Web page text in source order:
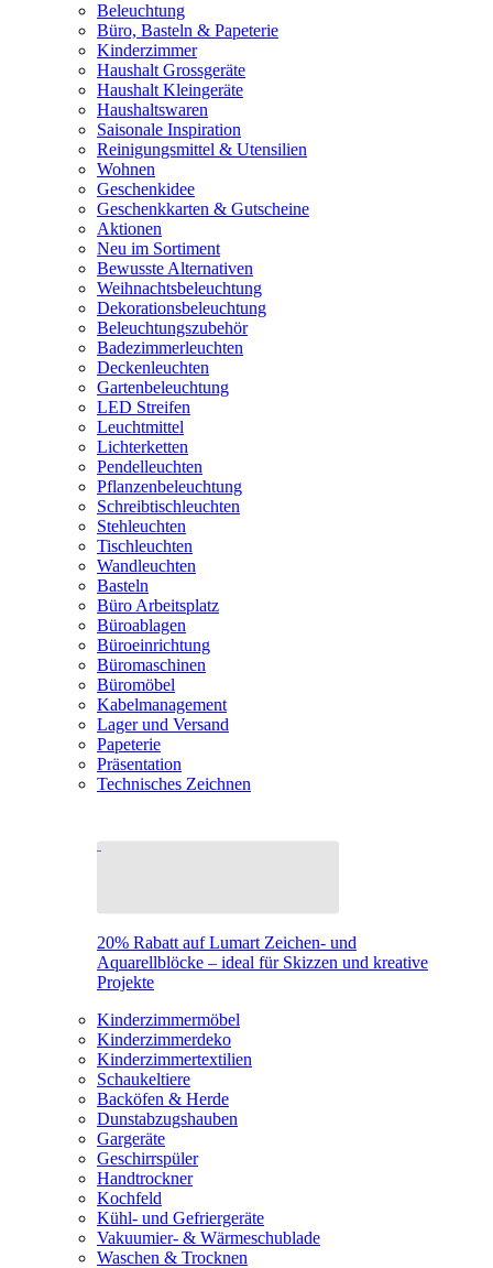
Beleuchtung
Büro, Basteln & Papeterie
Kinderzimmer
Haushalt Grossgeräte
Haushalt Kleingeräte
Haushaltswaren
Saisonale Inspiration
Reinigungsmittel & Utensilien
Wohnen
Geschenkidee
Geschenkkarten & Gutscheine
Aktionen
Neu im Sortiment
Bewusste Alternativen
Weihnachtsbeleuchtung
Dekorationsbeleuchtung
Beleuchtungszubehör
Badezimmerleuchten
Deckenleuchten
Gartenbeleuchtung
LED Streifen
Leuchtmittel
Lichterketten
Pendelleuchten
Pflanzenbeleuchtung
Schreibtischleuchten
Stehleuchten
Tischleuchten
Wandleuchten
Basteln
Büro Arbeitsplatz
Büroablagen
Büroeinrichtung
Büromaschinen
Büromöbel
Kabelmanagement
Lager und Versand
Papeterie
Präsentation
Technisches Zeichnen
20% Rabatt auf Lumart Zeichen- und
Aquarellblöcke – ideal für Skizzen und kreative
Projekte
Kinderzimmermöbel
Kinderzimmerdeko
Kinderzimmertextilien
Schaukeltiere
Backöfen & Herde
Dunstabzugshauben
Gargeräte
Geschirrspüler
Handtrockner
Kochfeld
Kühl- und Gefriergeräte
Vakuumier- & Wärmeschublade
Waschen & Trocknen